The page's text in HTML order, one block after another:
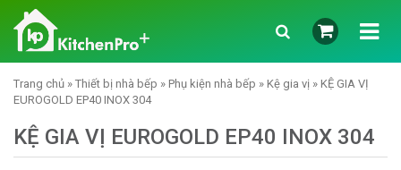
Trang chủ » Thiết bị nhà bếp » Phụ kiện nhà bếp » Kệ gia vị » KỆ GIA VỊ
EUROGOLD EP40 INOX 304
KỆ GIA VỊ EUROGOLD EP40 INOX 304